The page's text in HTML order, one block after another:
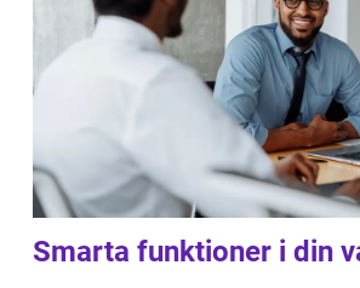
Smarta funktioner i din